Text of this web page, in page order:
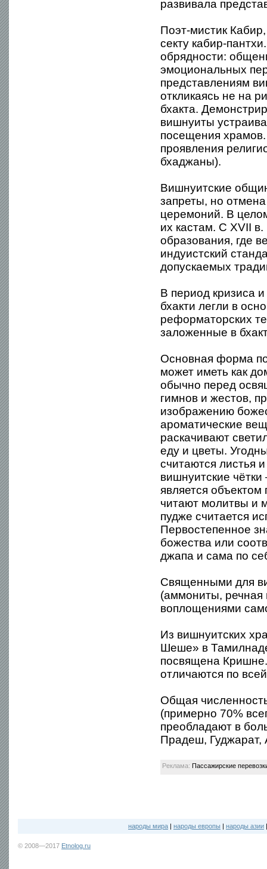
развивала
Поэт-мистик
секту кабир-
обрядности:
эмоциональных
представлениям
откликаясь не на
бхакта.
вишнуиты
посещения
проявления
бхаджаны).
Вишнуитские
запреты, но
церемоний. В
их кастам. С XVII
образования, где
индуистский
допускаемых
В период кризиса
бхакти легли в
реформаторских
заложенные в
Основная форма
может иметь как
обычно перед
гимнов и жестов,
изображению
ароматические
раскачивают
еду и цветы.
считаются листья
вишнуитские
является
читают молитвы и
пудже считается
Первостепенное
божества или
джапа и сама по
Священными для
(аммониты, речная
воплощениями
Из вишнуитских
Шеше» в
посвящена
отличаются по
Общая
(примерно 70%
преобладают в
Прадеш,
Реклама: Пассажирские
народы мира | народы европы | народы азии
© 2008—2017 Etnolog.ru